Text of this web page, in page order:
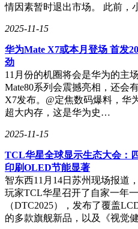
情因素暂时退出市场。 此前，
2025-11-15
华为Mate X7或本月登场 首发
劲
11月份的机圈将会是华为的主
Mate80系列会震撼亮相，还会
X7发布。@定焦数码爆料，华
超大内存，这是华为史…
2025-11-15
TCL华星全球显示生态大会：
印刷OLED节能显著
智东西11月14日苏州现场报道
玩家TCL华星召开了自家一年
（DTC2025），发布了覆盖
的多款旗舰新品，以及《视觉